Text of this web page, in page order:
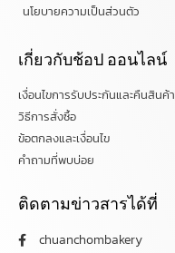
นโยบายความเป็นส่วนตัว
เกี่ยวกับช้อป ออนไลน์
เงื่อนไขการรับประกันและคืนสินค้า
วิธีการสั่งซื้อ
ข้อตกลงและเงื่อนไข
คำถามที่พบบ่อย
ติดตามข่าวสารได้ที่
chuanchombakery